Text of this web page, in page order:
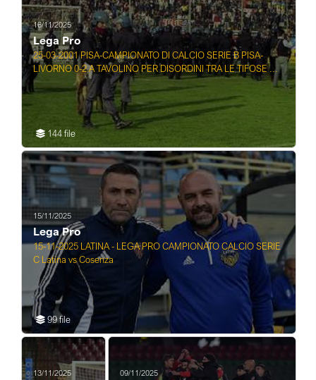
16/11/2025
Lega Pro
25-03-2001 PISA-CAMPIONATO DI CALCIO SERIE B PISA-
LIVORNO 0-2 A TAVOLINO PER DISORDINI TRA LE TIFOSE ...
144 file
15/11/2025
Lega Pro
15-11-2025 LATINA - LEGA PRO CAMPIONATO CALCIO SERIE
C Latina vs Cosenza
99 file
13/11/2025 09/11/2025